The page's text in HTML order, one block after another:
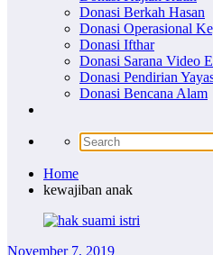
Donasi Berkah Hasan
Donasi Operasional
Donasi Ifthar
Donasi Sarana Video
Donasi Pendirian
Donasi Bencana Alam
Home
kewajiban anak
November 7, 2019